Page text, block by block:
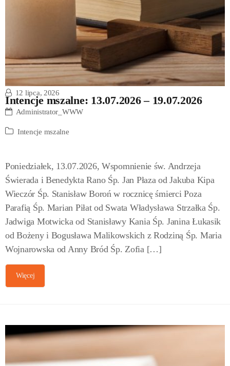
Intencje mszalne: 13.07.2026 – 19.07.2026
12 lipca, 2026
Administrator_WWW
Intencje mszalne
Poniedziałek, 13.07.2026, Wspomnienie św. Andrzeja
Świerada i Benedykta Rano Śp. Jan Płaza od Jakuba Kipa
Wieczór Śp. Stanisław Boroń w rocznicę śmierci Poza
Parafią Śp. Marian Piłat od Swata Władysława Strzałka Śp.
Jadwiga Motwicka od Stanisławy Kania Śp. Janina Łukasik
od Bożeny i Bogusława Malikowskich z Rodziną Śp. Maria
Wojnarowska od Anny Bród Śp. Zofia […]
Więcej